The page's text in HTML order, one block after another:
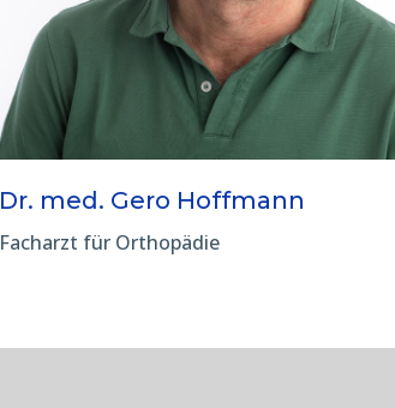
Dr. med. Gero Hoffmann
Facharzt für Orthopädie